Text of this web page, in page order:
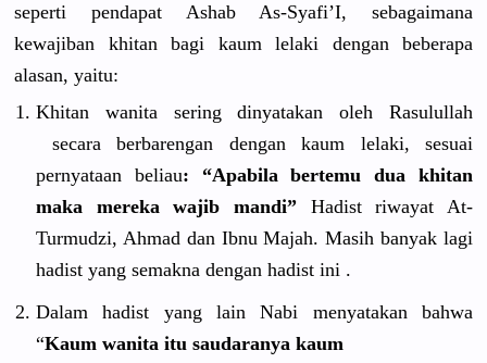
seperti pendapat Ashab As-Syafi’I, sebagaimana
kewajiban khitan bagi kaum lelaki dengan beberapa
alasan, yaitu:
Khitan wanita sering dinyatakan oleh Rasulullah
secara berbarengan dengan kaum lelaki, sesuai
pernyataan beliau: “Apabila bertemu dua khitan
maka mereka wajib mandi” Hadist riwayat At-
Turmudzi, Ahmad dan Ibnu Majah. Masih banyak lagi
hadist yang semakna dengan hadist ini .
Dalam hadist yang lain Nabi menyatakanbahwa
“Kaum wanita itu saudaranya kaum